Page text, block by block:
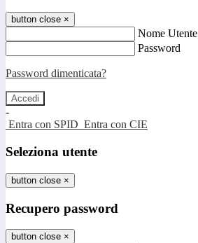
button close ×
Nome Utente
Password
Password dimenticata?
-
Entra con SPID Entra con CIE
Seleziona utente
button close ×
Recupero password
button close ×